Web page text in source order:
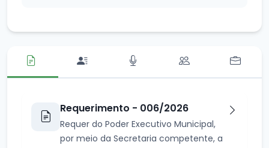
Requerimento - 006/2026
Requer do Poder Executivo Municipal,
por meio da Secretaria competente, a